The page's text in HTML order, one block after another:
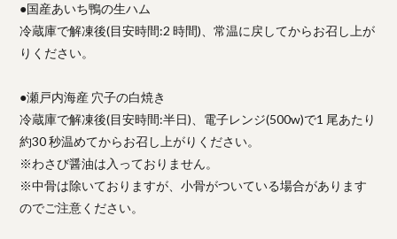
●国産あいち鴨の生ハム
冷蔵庫で解凍後(目安時間:2 時間)、常温に戻してからお召し上が
りください。
●瀬戸内海産 穴子の白焼き
冷蔵庫で解凍後(目安時間:半日)、電子レンジ(500w)で1 尾あたり
約30 秒温めてからお召し上がりください。
※わさび醤油は入っておりません。
※中骨は除いておりますが、小骨がついている場合があります
のでご注意ください。